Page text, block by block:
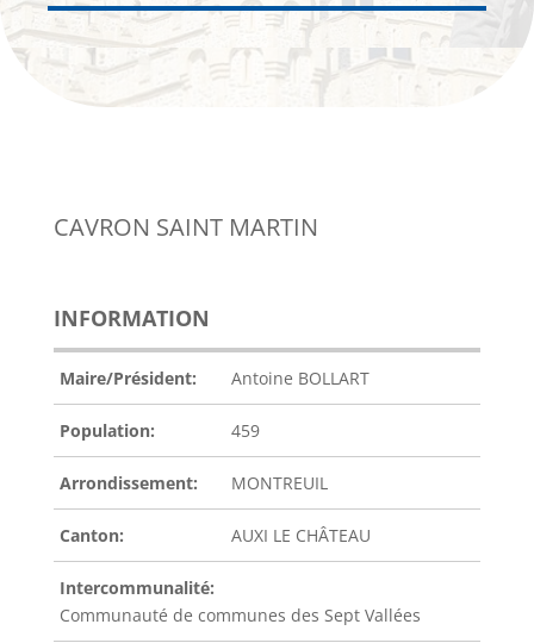
CAVRON SAINT MARTIN
INFORMATION
Maire/Président: Antoine BOLLART
Population: 459
Arrondissement: MONTREUIL
Canton: AUXI LE CHÂTEAU
Intercommunalité:
Communauté de communes des Sept Vallées